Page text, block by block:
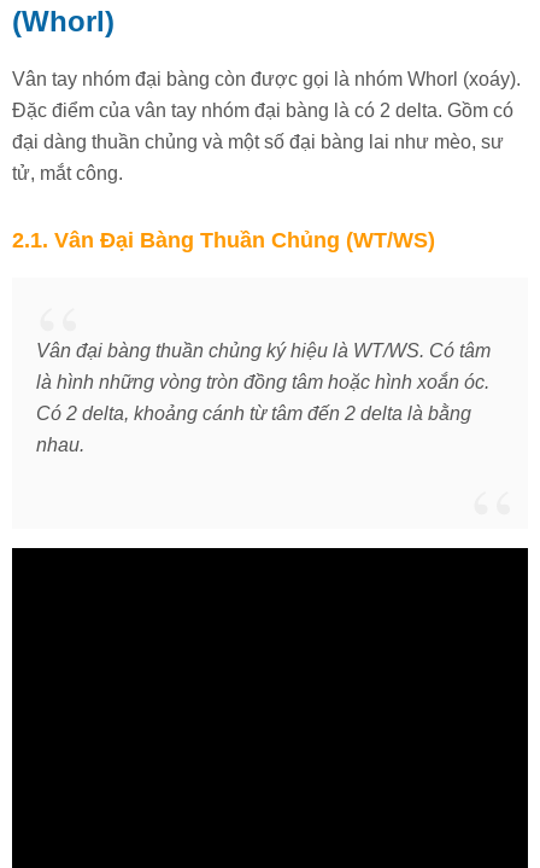
(Whorl)
Vân tay nhóm đại bàng còn được gọi là nhóm Whorl (xoáy).
Đặc điểm của vân tay nhóm đại bàng là có 2 delta. Gồm có
đại dàng thuần chủng và một số đại bàng lai như mèo, sư
tử, mắt công.
2.1. Vân Đại Bàng Thuần Chủng (WT/WS)
Vân đại bàng thuần chủng ký hiệu là WT/WS. Có tâm
là hình những vòng tròn đồng tâm hoặc hình xoắn óc.
Có 2 delta, khoảng cánh từ tâm đến 2 delta là bằng
nhau.